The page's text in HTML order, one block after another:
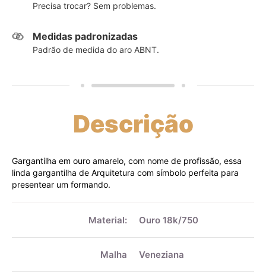
Precisa trocar? Sem problemas.
Medidas padronizadas
Padrão de medida do aro ABNT.
Descrição
Gargantilha em ouro amarelo, com nome de profissão, essa
linda gargantilha de Arquitetura com símbolo perfeita para
presentear um formando.
Material: Ouro 18k/750
Malha Veneziana